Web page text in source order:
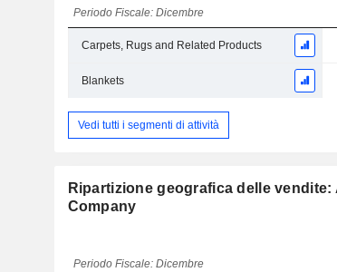
Periodo Fiscale: Dicembre
Carpets, Rugs and Related Products
Blankets
Vedi tutti i segmenti di attività
Ripartizione geografica delle
Company
Periodo Fiscale: Dicembre